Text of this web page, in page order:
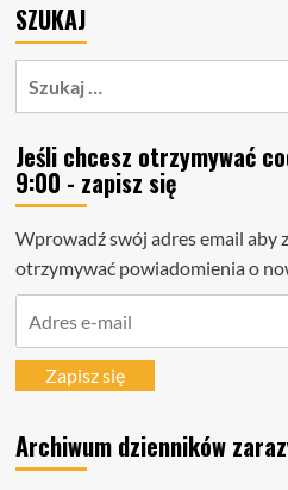
SZUKAJ
Jeśli chcesz otrzymywać
9:00 - zapisz się
Wprowadź swój adres email aby
otrzymywać powiadomienia o
mailZapisz się
Archiwum dzienników